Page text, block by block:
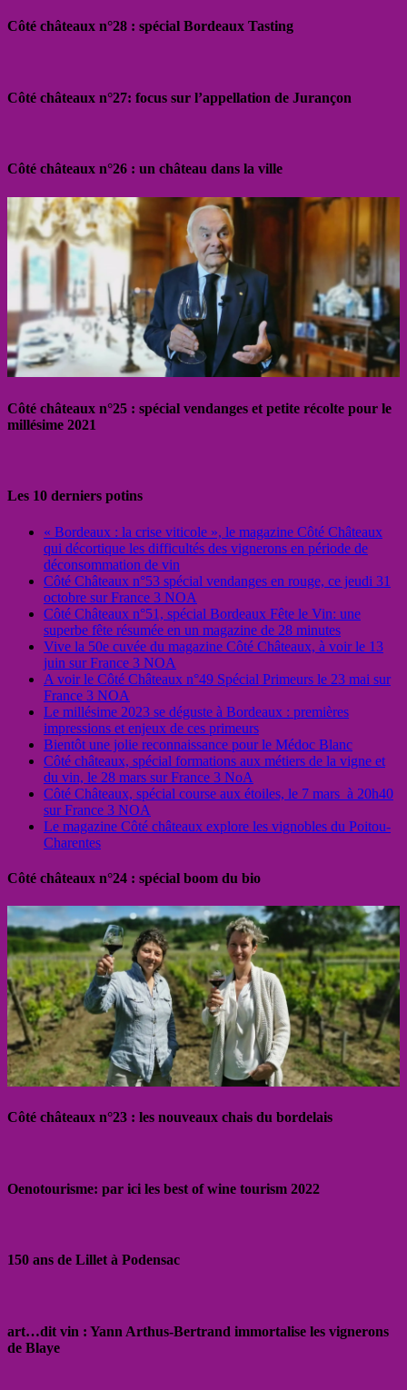
Côté châteaux n°28 : spécial Bordeaux Tasting
Côté châteaux n°27: focus sur l’appellation de Jurançon
Côté châteaux n°26 : un château dans la ville
Côté châteaux n°25 : spécial vendanges et petite récolte pour le
millésime 2021
Les 10 derniers potins
« Bordeaux : la crise viticole », le magazine Côté Châteaux
qui décortique les difficultés des vignerons en période de
déconsommation de vin
Côté Châteaux n°53 spécial vendanges en rouge, ce jeudi 31
octobre sur France 3 NOA
Côté Châteaux n°51, spécial Bordeaux Fête le Vin: une
superbe fête résumée en un magazine de 28 minutes
Vive la 50e cuvée du magazine Côté Châteaux, à voir le 13
juin sur France 3 NOA
A voir le Côté Châteaux n°49 Spécial Primeurs le 23 mai sur
France 3 NOA
Le millésime 2023 se déguste à Bordeaux : premières
impressions et enjeux de ces primeurs
Bientôt une jolie reconnaissance pour le Médoc Blanc
Côté châteaux, spécial formations aux métiers de la vigne et
du vin, le 28 mars sur France 3 NoA
Côté Châteaux, spécial course aux étoiles, le 7 mars à 20h40
sur France 3 NOA
Le magazine Côté châteaux explore les vignobles du Poitou-
Charentes
Côté châteaux n°24 : spécial boom du bio
Côté châteaux n°23 : les nouveaux chais du bordelais
Oenotourisme: par ici les best of wine tourism 2022
150 ans de Lillet à Podensac
art…dit vin : Yann Arthus-Bertrand immortalise les vignerons
de Blaye